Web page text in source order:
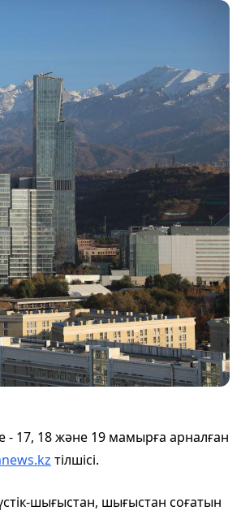
- 17, 18 және 19 мамырға арналған
тілшісі.
шығыстан, шығыстан соғатын